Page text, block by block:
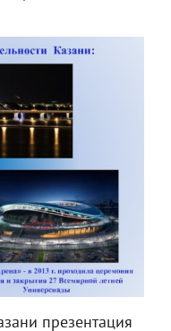
презентация